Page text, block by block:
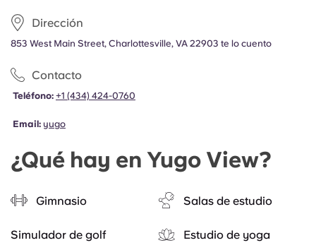
Dirección
853 West Main Street, Charlottesville, VA 22903 te lo cuento
Contacto
Teléfono: +1 (434) 424-0760
Email: yugo
¿Qué hay en Yugo View?
Gimnasio Salas de estudio
Simulador de golf Estudio de yoga